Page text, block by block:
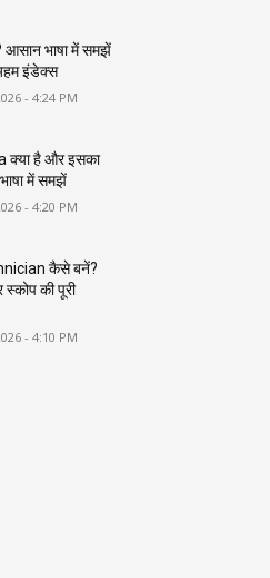
आसान भाषा में समझें
इंडेक्स
- 4:24 PM
क्या है और इसका
में समझें
- 4:20 PM
कैसे बनें?
स्कोप की पूरी
- 4:10 PM